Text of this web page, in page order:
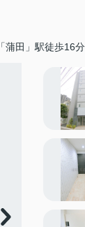
蒲田」駅徒歩16分